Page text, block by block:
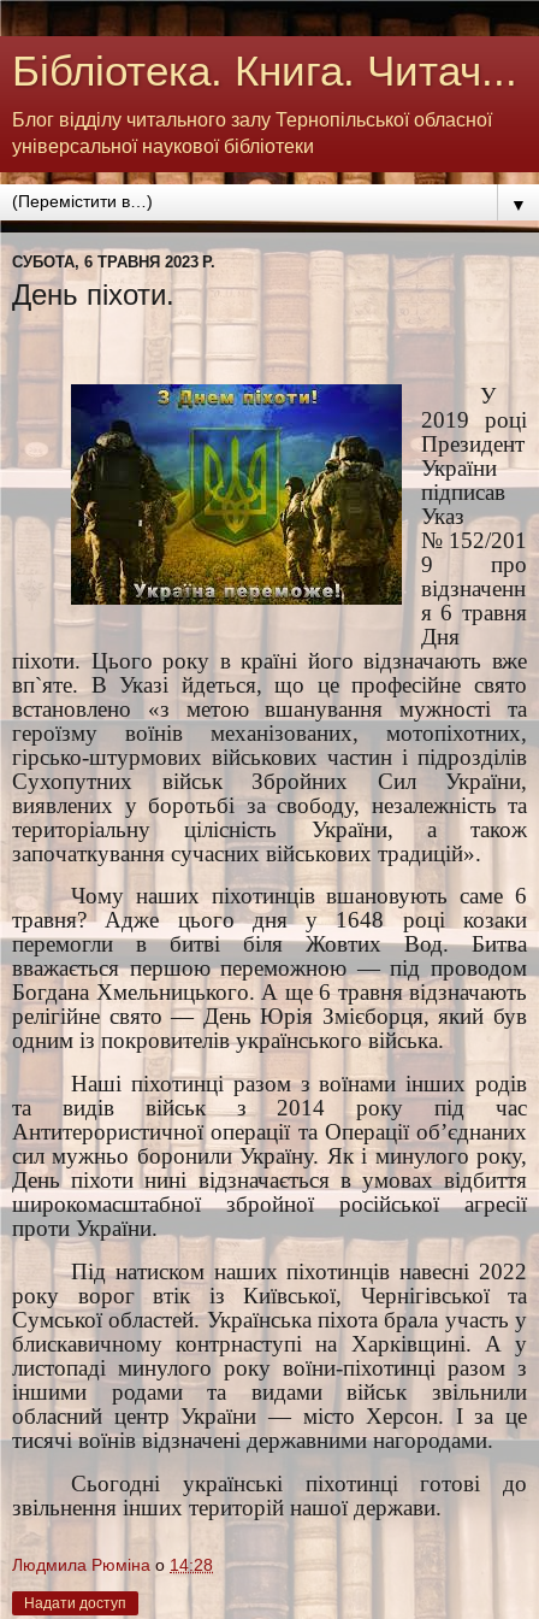
Бібліотека. Книга. Читач...
Блог відділу читального залу Тернопільської обласної
універсальної наукової бібліотеки
▼
СУБОТА, 6 ТРАВНЯ 2023 Р.
День піхоти.
У
2019 році
Президент
України
підписав
Указ
№152/201
9 про
відзначенн
я 6 травня
Дня
піхоти. Цього року в країні його відзначають вже
вп`яте. В Указі йдеться, що це професійне свято
встановлено «з метою вшанування мужності та
героїзму воїнів механізованих, мотопіхотних,
гірсько-штурмових військових частин і підрозділів
Сухопутних військ Збройних Сил України,
виявлених у боротьбі за свободу, незалежність та
територіальну цілісність України, а також
започаткування сучасних військових традицій».
Чому наших піхотинців вшановують саме 6
травня? Адже цього дня у 1648 році козаки
перемогли в битві біля Жовтих Вод. Битва
вважається першою переможною — під проводом
Богдана Хмельницького. А ще 6 травня відзначають
релігійне свято — День Юрія Змієборця, який був
одним із покровителів українського війська.
Наші піхотинці разом з воїнами інших родів
та видів військ з 2014 року під час
Антитерористичної операції та Операції об’єднаних
сил мужньо боронили Україну. Як і минулого року,
День піхоти нині відзначається в умовах відбиття
широкомасштабної збройної російської агресії
проти України.
Під натиском наших піхотинців навесні 2022
року ворог втік із Київської, Чернігівської та
Сумської областей. Українська піхота брала участь у
блискавичному контрнаступі на Харківщині. А у
листопаді минулого року воїни-піхотинці разом з
іншими родами та видами військ звільнили
обласний центр України — місто Херсон. І за це
тисячі воїнів відзначені державними нагородами.
Сьогодні українські піхотинці готові до
звільнення інших територій нашої держави.
Людмила Рюміна о 14:28
Надати доступ